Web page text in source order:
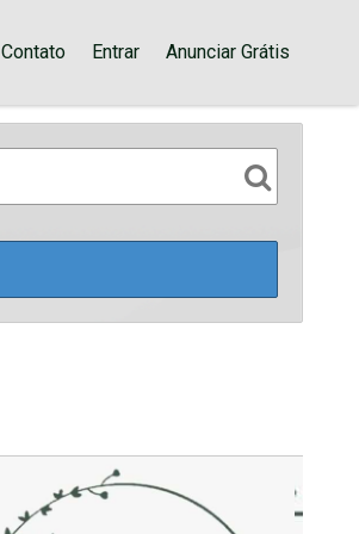
Contato Entrar Anunciar Grátis